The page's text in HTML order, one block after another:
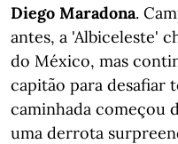
Diego Maradona.
antes, a 'Albiceleste'
do México, mas
capitão para desafiar
caminhada começou
uma derrota